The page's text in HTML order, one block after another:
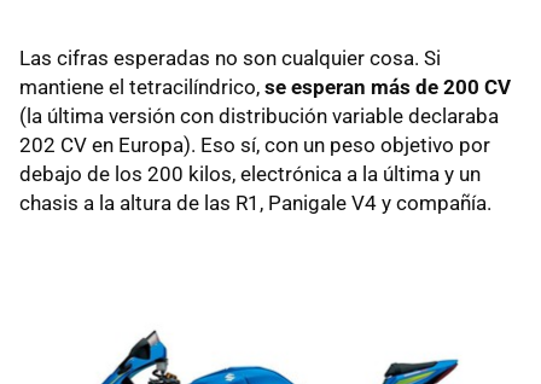
Las cifras esperadas no son cualquier cosa. Si
mantiene el tetracilíndrico, se esperan más de 200 CV
(la última versión con distribución variable declaraba
202 CV en Europa). Eso sí, con un peso objetivo por
debajo de los 200 kilos, electrónica a la última y un
chasis a la altura de las R1, Panigale V4 y compañía.